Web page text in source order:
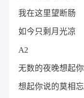
我在这里望断肠
如今只剩月光凉
A2
无数的夜晚想起你
想起你说的莫相忘